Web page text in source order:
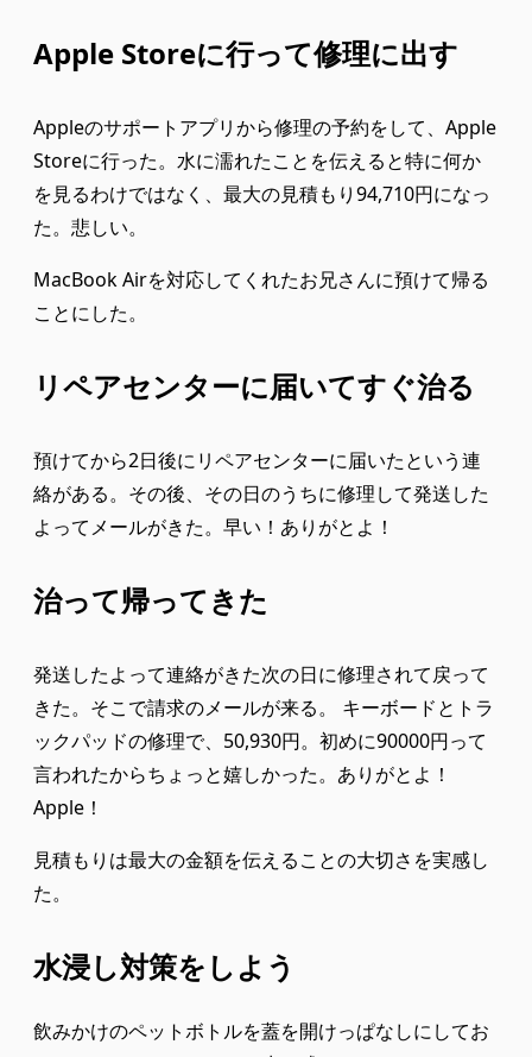
Apple Storeに行って修理に出す
Appleのサポートアプリから修理の予約をして、Apple
Storeに行った。水に濡れたことを伝えると特に何か
を見るわけではなく、最大の見積もり94,710円になっ
た。悲しい。
MacBook Airを対応してくれたお兄さんに預けて帰る
ことにした。
リペアセンターに届いてすぐ治る
預けてから2日後にリペアセンターに届いたという連
絡がある。その後、その日のうちに修理して発送した
よってメールがきた。早い！ありがとよ！
治って帰ってきた
発送したよって連絡がきた次の日に修理されて戻って
きた。そこで請求のメールが来る。 キーボードとトラ
ックパッドの修理で、50,930円。初めに90000円って
言われたからちょっと嬉しかった。ありがとよ！
Apple！
見積もりは最大の金額を伝えることの大切さを実感し
た。
水浸し対策をしよう
飲みかけのペットボトルを蓋を開けっぱなしにしてお